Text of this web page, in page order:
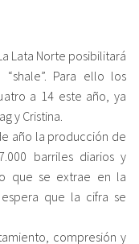
Lata Norte posibilitará
Para ello los
a 14 este año, ya
y Cristina.
año la producción de
barriles diarios y
que se extrae en la
que la cifra se
compresión y